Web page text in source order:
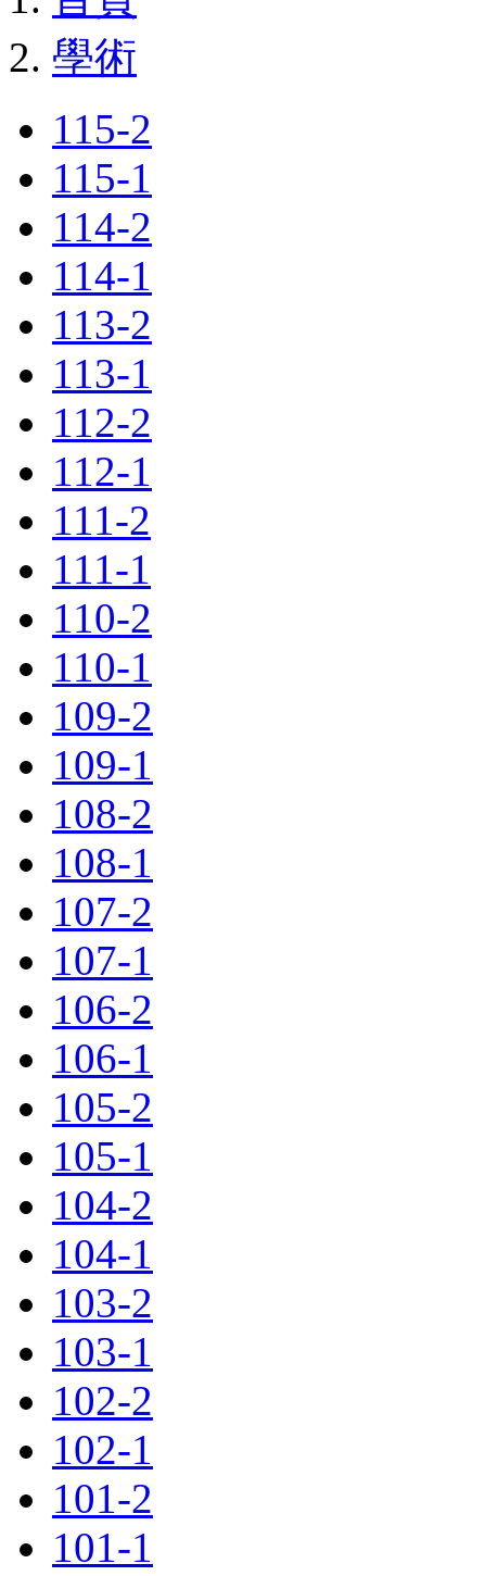
學術
115-2
115-1
114-2
114-1
113-2
113-1
112-2
112-1
111-2
111-1
110-2
110-1
109-2
109-1
108-2
108-1
107-2
107-1
106-2
106-1
105-2
105-1
104-2
104-1
103-2
103-1
102-2
102-1
101-2
101-1